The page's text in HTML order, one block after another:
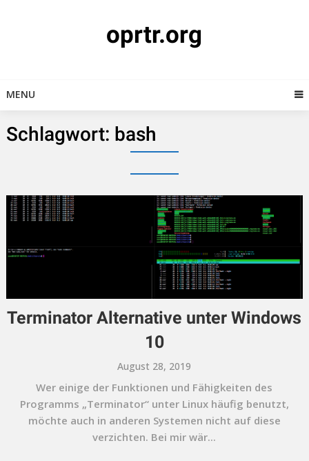
oprtr.org
MENU
Schlagwort: bash
Terminator Alternative unter Windows
10
August 28, 2019
Wer einige der Funktionen und Fähigkeiten des
Programms „Terminator“ unter Linux häufig benutzt,
möchte auch in anderen Systemen nicht auf diese
verzichten. Bei mir wär...